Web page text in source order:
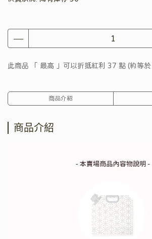
此商品 「 最高 」可以折抵紅利 37 點 (約等於
商品介紹
商品介紹